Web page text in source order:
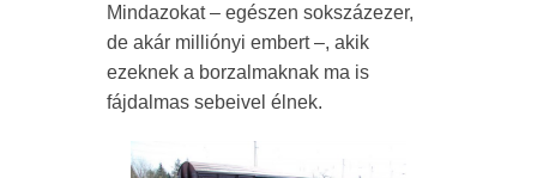
Mindazokat – egészen sokszázezer,
de akár milliónyi embert –, akik
ezeknek a borzalmaknak ma is
fájdalmas sebeivel élnek.